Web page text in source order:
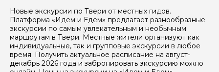
Новые экскурсии по Твери от местных гидов.
Платформа «Идем и Едем» предлагает разнообразные
экскурсии по самым увлекательным и необычным
маршрутам в Твери. Местные жители организуют как
индивидуальные, так и групповые экскурсии в любое
время. Получить актуальное расписание на август-
декабрь 2026 года и забронировать экскурсию можно